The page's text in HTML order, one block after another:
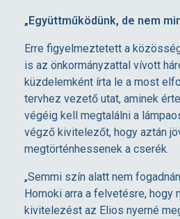
E
K
K
E
L
„Együttműködünk, de nem
Erre figyelmeztetett a
is az önkormányzattal vívott
küzdelemként írta le a most
tervhez vezető utat, aminek
végéig kell megtalálni a
végző kivitelezőt, hogy aztán
megtörténhessenek a cserék.
„Semmi szín alatt nem
Homoki arra a felvetésre, hogy
kivitelezést az Elios nyerné